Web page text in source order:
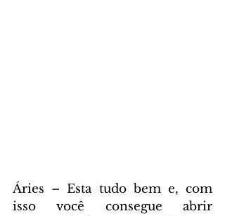
Áries – Esta tudo bem e, com
isso você consegue abrir